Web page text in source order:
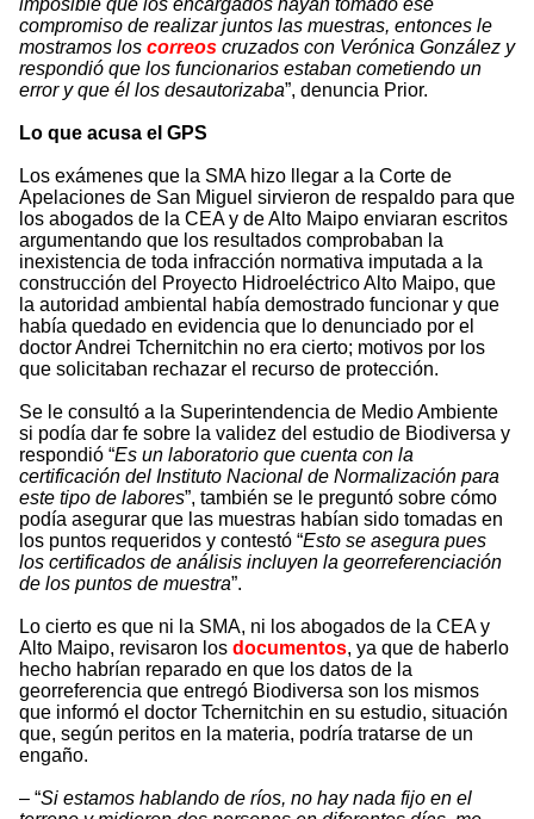
imposible que los encargados hayan tomado ese
compromiso de realizar juntos las muestras, entonces le
mostramos los correos cruzados con Verónica González y
respondió que los funcionarios estaban cometiendo un
error y que él los desautorizaba”, denuncia Prior.
Lo que acusa el GPS
Los exámenes que la SMA hizo llegar a la Corte de
Apelaciones de San Miguel sirvieron de respaldo para que
los abogados de la CEA y de Alto Maipo enviaran escritos
argumentando que los resultados comprobaban la
inexistencia de toda infracción normativa imputada a la
construcción del Proyecto Hidroeléctrico Alto Maipo, que
la autoridad ambiental había demostrado funcionar y que
había quedado en evidencia que lo denunciado por el
doctor Andrei Tchernitchin no era cierto; motivos por los
que solicitaban rechazar el recurso de protección.
Se le consultó a la Superintendencia de Medio Ambiente
si podía dar fe sobre la validez del estudio de Biodiversa y
respondió “Es un laboratorio que cuenta con la
certificación del Instituto Nacional de Normalización para
este tipo de labores”, también se le preguntó sobre cómo
podía asegurar que las muestras habían sido tomadas en
los puntos requeridos y contestó “Esto se asegura pues
los certificados de análisis incluyen la georreferenciación
de los puntos de muestra”.
Lo cierto es que ni la SMA, ni los abogados de la CEA y
Alto Maipo, revisaron los documentos, ya que de haberlo
hecho habrían reparado en que los datos de la
georreferencia que entregó Biodiversa son los mismos
que informó el doctor Tchernitchin en su estudio, situación
que, según peritos en la materia, podría tratarse de un
engaño.
– “Si estamos hablando de ríos, no hay nada fijo en el